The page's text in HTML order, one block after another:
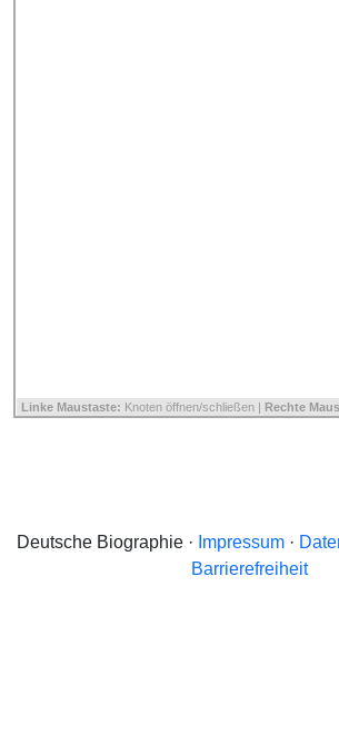
Linke Maustaste: Knoten öffnen/schließen | Rechte
Deutsche Biographie · Impressum·
Barrierefreiheit